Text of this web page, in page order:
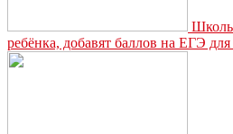
ребёнка, добавят баллов на ЕГЭ